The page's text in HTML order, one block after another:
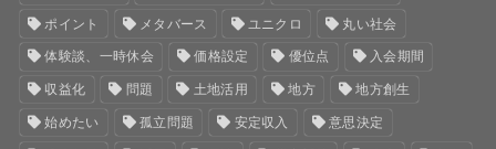
ポイント メタバース ユニクロ 丸い社会
体験談、一時休会 価格設定 優位点 入会期間
収益化 問題 土地活用 地方 地方創生
始めたい 孤立問題 安定収入 意思決定